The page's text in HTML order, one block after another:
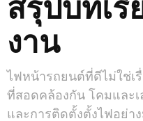
งาน
ไฟหน้ารถยนต์ที่ดีไม่ใช่เ
ที่สอดคล้องกัน โคมและ
และการติดตั้งตั้งไฟอย่า